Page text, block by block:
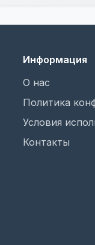
Информация
О нас
Политика
Условия
Контакты